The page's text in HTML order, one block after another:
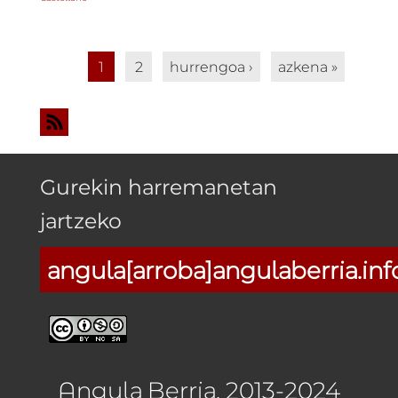
Orriak
1 2 hurrengoa › azkena »
Gurekin harremanetan
jartzeko
Angula Berria, 2013-2024